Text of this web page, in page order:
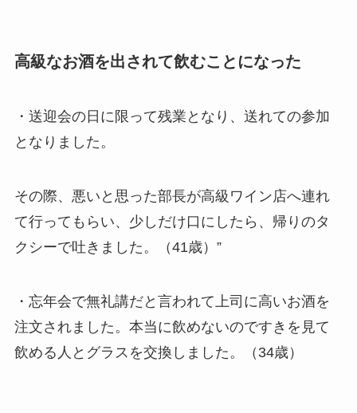
高級なお酒を出されて飲むことになった
・送迎会の日に限って残業となり、送れての参加
となりました。
その際、悪いと思った部長が高級ワイン店へ連れ
て行ってもらい、少しだけ口にしたら、帰りのタ
クシーで吐きました。（41歳）”
・忘年会で無礼講だと言われて上司に高いお酒を
注文されました。本当に飲めないのですきを見て
飲める人とグラスを交換しました。（34歳）